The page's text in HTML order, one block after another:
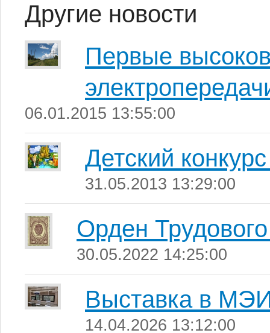
Другие новости
Первые
06.01.2015 13:55:00
Детский
31.05.2013 13:29:00
Орден
30.05.2022 14:25:00
Выставка в
14.04.2026 13:12:00